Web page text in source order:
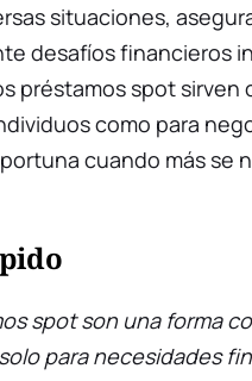
situaciones,
desafíos financieros
préstamos spot sirven
como para
cuando más se
spot son una forma
para necesidades